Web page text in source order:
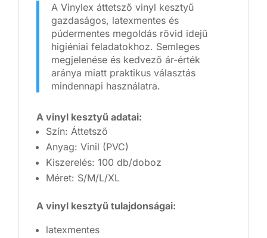
A Vinylex áttetsző vinyl kesztyű
gazdaságos, latexmentes és
púdermentes megoldás rövid idejű
higiéniai feladatokhoz. Semleges
megjelenése és kedvező ár-érték
aránya miatt praktikus választás
mindennapi használatra.
A vinyl kesztyű adatai:
Szín: Áttetsző
Anyag: Vinil (PVC)
Kiszerelés: 100 db/doboz
Méret: S/M/L/XL
A vinyl kesztyű tulajdonságai:
latexmentes